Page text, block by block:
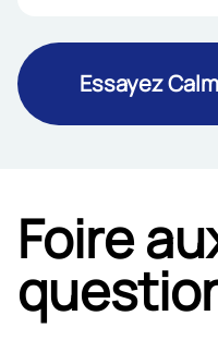
Essayez
Foire